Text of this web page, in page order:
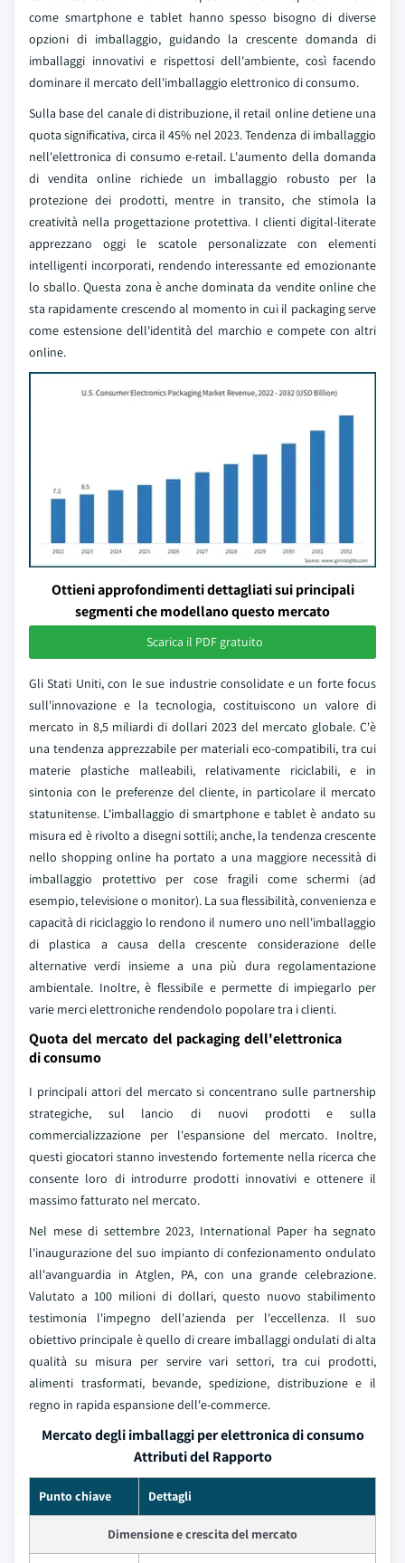
come smartphone e tablet hanno spesso bisogno di diverse
opzioni di imballaggio, guidando la crescente domanda di
imballaggi innovativi e rispettosi dell'ambiente, così facendo
dominare il mercato dell'imballaggio elettronico di consumo.
Sulla base del canale di distribuzione, il retail online detiene una
quota significativa, circa il 45% nel 2023. Tendenza di imballaggio
nell'elettronica di consumo e-retail. L'aumento della domanda
di vendita online richiede un imballaggio robusto per la
protezione dei prodotti, mentre in transito, che stimola la
creatività nella progettazione protettiva. I clienti digital-literate
apprezzano oggi le scatole personalizzate con elementi
intelligenti incorporati, rendendo interessante ed emozionante
lo sballo. Questa zona è anche dominata da vendite online che
sta rapidamente crescendo al momento in cui il packaging serve
come estensione dell'identità del marchio e compete con altri
online.
Ottieni approfondimenti dettagliati sui principali
segmenti che modellano questo mercato
Scarica il PDF gratuito
Gli Stati Uniti, con le sue industrie consolidate e un forte focus
sull'innovazione e la tecnologia, costituiscono un valore di
mercato in 8,5 miliardi di dollari 2023 del mercato globale. C'è
una tendenza apprezzabile per materiali eco-compatibili, tra cui
materie plastiche malleabili, relativamente riciclabili, e in
sintonia con le preferenze del cliente, in particolare il mercato
statunitense. L'imballaggio di smartphone e tablet è andato su
misura ed è rivolto a disegni sottili; anche, la tendenza crescente
nello shopping online ha portato a una maggiore necessità di
imballaggio protettivo per cose fragili come schermi (ad
esempio, televisione o monitor). La sua flessibilità, convenienza e
capacità di riciclaggio lo rendono il numero uno nell'imballaggio
di plastica a causa della crescente considerazione delle
alternative verdi insieme a una più dura regolamentazione
ambientale. Inoltre, è flessibile e permette di impiegarlo per
varie merci elettroniche rendendolo popolare tra i clienti.
Quota del mercato del packaging dell'elettronica
di consumo
I principali attori del mercato si concentrano sulle partnership
strategiche, sul lancio di nuovi prodotti e sulla
commercializzazione per l'espansione del mercato. Inoltre,
questi giocatori stanno investendo fortemente nella ricerca che
consente loro di introdurre prodotti innovativi e ottenere il
massimo fatturato nel mercato.
Nel mese di settembre 2023, International Paper ha segnato
l'inaugurazione del suo impianto di confezionamento ondulato
all'avanguardia in Atglen, PA, con una grande celebrazione.
Valutato a 100 milioni di dollari, questo nuovo stabilimento
testimonia l'impegno dell'azienda per l'eccellenza. Il suo
obiettivo principale è quello di creare imballaggi ondulati di alta
qualità su misura per servire vari settori, tra cui prodotti,
alimenti trasformati, bevande, spedizione, distribuzione e il
regno in rapida espansione dell'e-commerce.
Mercato degli imballaggi per elettronica di consumo
Attributi del Rapporto
Punto chiave Dettagli
Dimensione e crescita del mercato